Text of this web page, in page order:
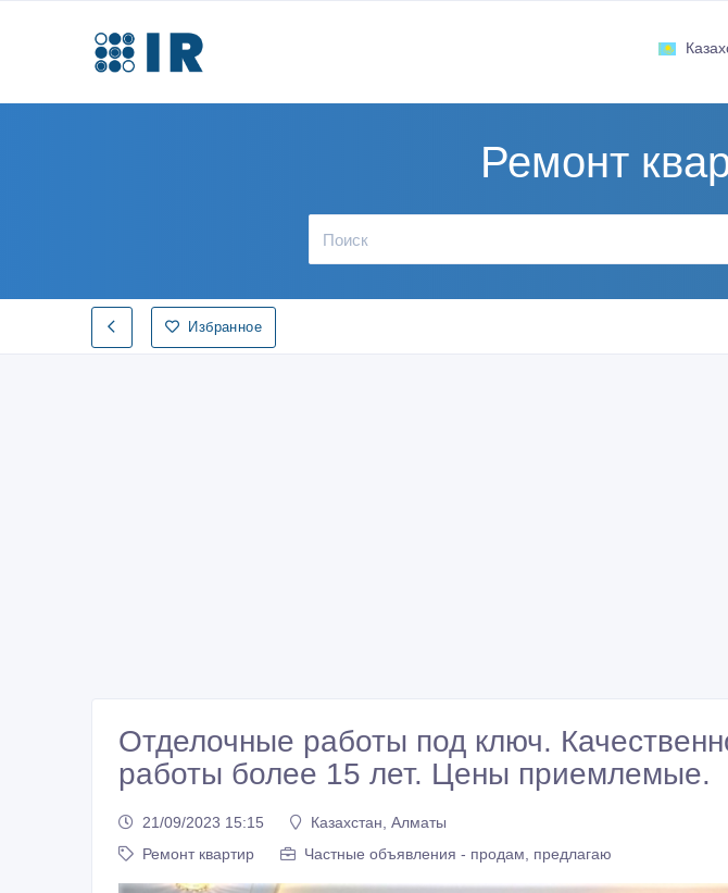
Ремонт
Избранное
Отделочные работы под ключ.
работы более 15 лет. Цены приемлемые.
21/09/2023 15:15
Казахстан, Алматы
Ремонт квартир
Частные объявления - продам, предлагаю